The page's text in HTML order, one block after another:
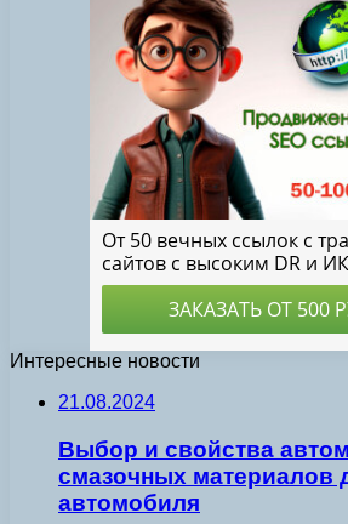
Интересные новости
21.08.2024
Выбор и свойства
смазочных материалов
автомобиля